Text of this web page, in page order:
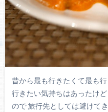
昔から最も行きたくて最も
行きたい気持ちはあったけ
ので 旅行先としては避けて